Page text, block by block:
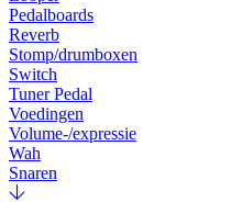
Pedalboards
Reverb
Stomp/drumboxen
Switch
Tuner Pedal
Voedingen
Volume-/expressie
Wah
Snaren